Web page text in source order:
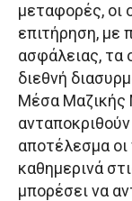
μεταφορές, οι
επιτήρηση, με
ασφάλειας, τα
διεθνή
Μέσα Μαζικής
αποτέλεσμα
καθημερινά
μπορέσει να